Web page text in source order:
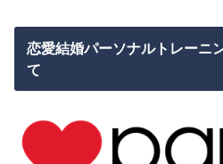
恋愛結婚パーソナルトレーニ
て